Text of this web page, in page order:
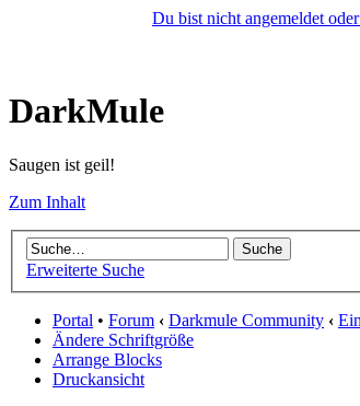
Du bist nicht angemeldet
DarkMule
Saugen ist geil!
Zum Inhalt
Erweiterte Suche
Portal • Forum ‹ Darkmule Community ‹
Ändere Schriftgröße
Arrange Blocks
Druckansicht